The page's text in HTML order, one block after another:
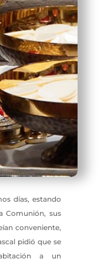
días, estando
Comunión, sus
conveniente,
pidió que se
a un